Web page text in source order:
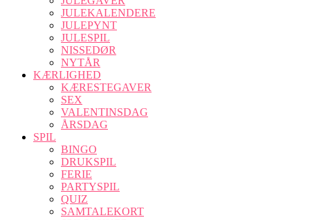
JULEKALENDERE
JULEPYNT
JULESPIL
NISSEDØR
NYTÅR
KÆRLIGHED
KÆRESTEGAVER
SEX
VALENTINSDAG
ÅRSDAG
SPIL
BINGO
DRUKSPIL
FERIE
PARTYSPIL
QUIZ
SAMTALEKORT